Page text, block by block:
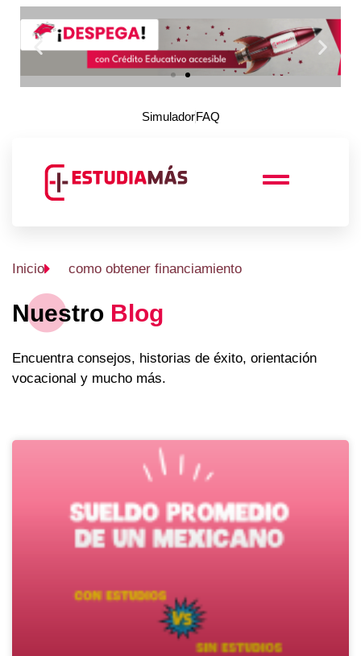
SimuladorFAQ
Inicio como obtener financiamiento
Nuestro Blog
Encuentra consejos, historias de éxito, orientación
vocacional y mucho más.